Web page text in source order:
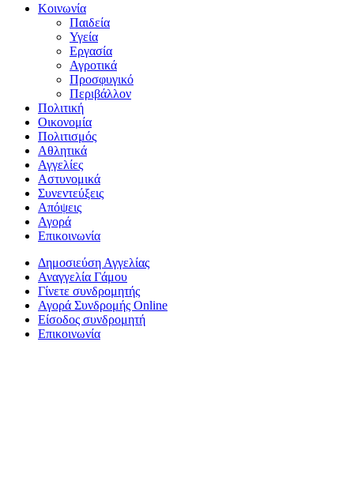
Κοινωνία
Παιδεία
Υγεία
Εργασία
Αγροτικά
Προσφυγικό
Περιβάλλον
Πολιτική
Οικονομία
Πολιτισμός
Αθλητικά
Αγγελίες
Αστυνομικά
Συνεντεύξεις
Απόψεις
Αγορά
Επικοινωνία
Δημοσιεύση Αγγελίας
Αναγγελία Γάμου
Γίνετε συνδρομητής
Αγορά Συνδρομής Online
Είσοδος συνδρομητή
Επικοινωνία